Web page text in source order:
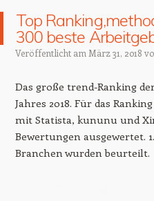
Top
300 beste
Veröffentlicht am März 31, 2018
Das große trend-Ranking
Jahres 2018. Für das
mit Statista, kununu und
Bewertungen ausgewertet.
Branchen wurden beurteilt.